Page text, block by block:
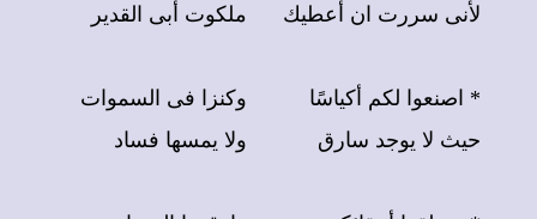
ملكوت أبى القدير
وكنزا فى السموات
ولا يمسها فساد
لأنى سررت ان أعطيك
* اصنعوا لكم أكياسًا
حيث لا يوجد سارق